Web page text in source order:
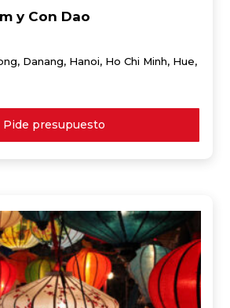
y Con Dao
Danang, Hanoi, Ho Chi Minh, Hue,
Pide presupuesto